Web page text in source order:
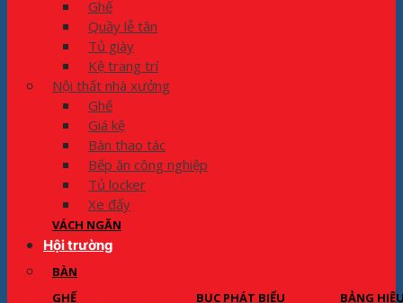
Ghế
Quầy lễ tân
Tủ giày
Kệ trang trí
Nội thất nhà xưởng
Ghế
Giá kệ
Bàn thao tác
Bếp ăn công nghiệp
Tủ locker
Xe đẩy
VÁCH NGĂN
Hội trường
BÀN
GHẾ
BỤC PHÁT BIỂU
BẢNG